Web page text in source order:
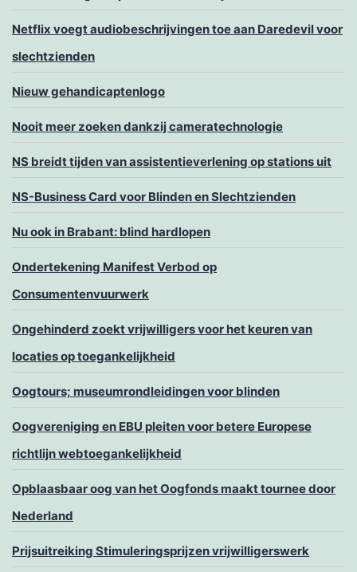
Netflix voegt audiobeschrijvingen toe aan Daredevil voor
slechtzienden
Nieuw gehandicaptenlogo
Nooit meer zoeken dankzij cameratechnologie
NS breidt tijden van assistentieverlening op stations uit
NS-Business Card voor Blinden en Slechtzienden
Nu ook in Brabant: blind hardlopen
Ondertekening Manifest Verbod op
Consumentenvuurwerk
Ongehinderd zoekt vrijwilligers voor het keuren van
locaties op toegankelijkheid
Oogtours; museumrondleidingen voor blinden
Oogvereniging en EBU pleiten voor betere Europese
richtlijn webtoegankelijkheid
Opblaasbaar oog van het Oogfonds maakt tournee door
Nederland
Prijsuitreiking Stimuleringsprijzen vrijwilligerswerk